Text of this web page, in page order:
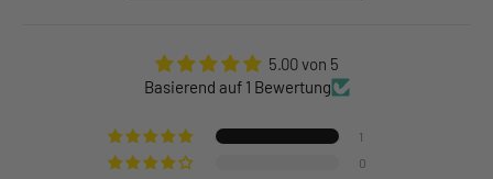
5.00 von 5
Basierend auf 1 Bewertung
1
0